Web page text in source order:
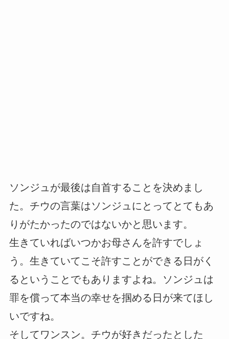
ソンジュが最後は自首することを決めまし
た。チウの言葉はソンジュにとってとてもあ
りがたかったのではないかと思います。
生きていればいつかお母さんを許すでしょ
う。生きていてこそ許すことができる日がく
るということでもありますよね。ソンジュは
罪を償って本当の幸せを掴める日が来てほし
いですね。
そしてワンスン。チウが好きだったとした